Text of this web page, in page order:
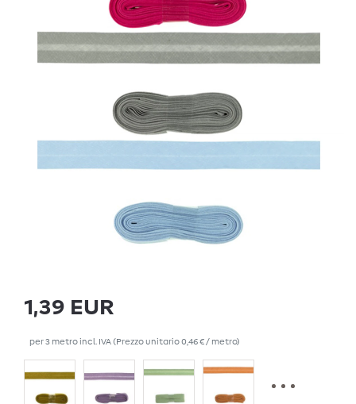
1,39 EUR
per3 metro incl. IVA(Prezzo unitario0,46 € / metro)